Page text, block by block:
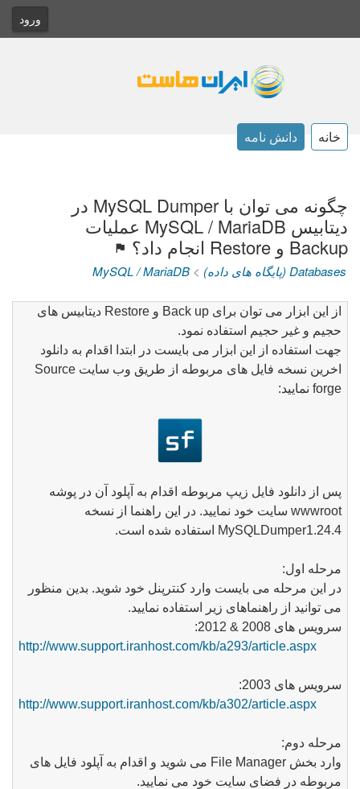
ورود
خانه دانش نامه
چگونه می توان با MySQL Dumper در
دیتابیس MySQL / MariaDB عملیات
Backup و Restore انجام داد؟
Databases (پایگاه های داده) >
MySQL / MariaDB
از این ابزار می توان برایBack up وRestore دیتابیس های
حجیم و غیر حجیم استفاده نمود.
جهت استفاده از این ابزار می بایست در ابتدا اقدام به دانلود
اخرین نسخه فایل های مربوطه از طریق وب سایت Source
forge نمایید:
پس از دانلود فایل زیپ مربوطه اقدام به آپلود آن در پوشه
wwwroot سایت خود نمایید. در این راهنما از نسخه
MySQLDumper1.24.4
استفاده شده است.
مرحله اول:
در این مرحله می بایست وارد کنترپنل خود شوید. بدین منظور
می توانید از راهنماهای زیر استفاده نمایید.
سرویس های 2008 & 2012:
http://www.support.iranhost.com/kb/a293/article.aspx
سرویس های 2003:
http://www.support.iranhost.com/kb/a302/article.aspx
مرحله دوم:
وارد بخشFile Manager می شوید و اقدام به آپلود فایل های
مربوطه در فضای سایت خود می نمایید.